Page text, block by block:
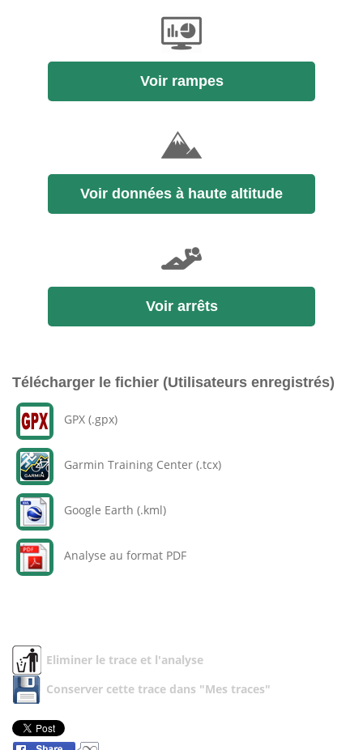
Voir rampes
Voir données à haute altitude
Voir arrêts
Télécharger le fichier (Utilisateurs enregistrés)
GPX (.gpx)
Garmin Training Center (.tcx)
Google Earth (.kml)
Analyse au format PDF
Eliminer le trace et l'analyse
Conserver cette trace dans "Mes traces"